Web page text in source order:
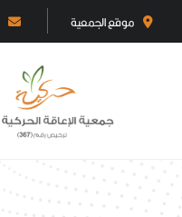
موقع الجمعية